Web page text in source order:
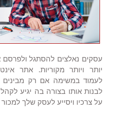
עסקים נאלצים להסתגל
יותר ויותר מקוריות. אתר
לעמוד במשימה אם רק מבינים
לבנות אותו בצורה בה יגיע
על צרכיו ויסייע לעסק שלך למכור